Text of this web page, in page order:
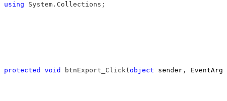
using System.Collections;
protected void btnExport_Click( object sender,